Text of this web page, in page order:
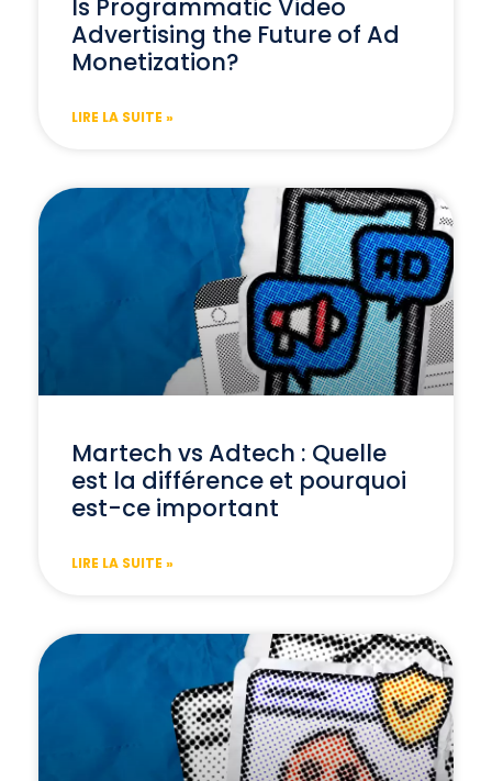
Is Programmatic Video
Advertising the Future of Ad
Monetization?
LIRE LA SUITE »
Martech vs Adtech : Quelle
est la différence et pourquoi
est-ce important
LIRE LA SUITE »